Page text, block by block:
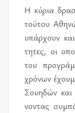
Η κύ­ρια
τού­του
υπάρ­χουν
τη­τες, οι
του
χρό­νων
Σου­η­δών
νο­ντας